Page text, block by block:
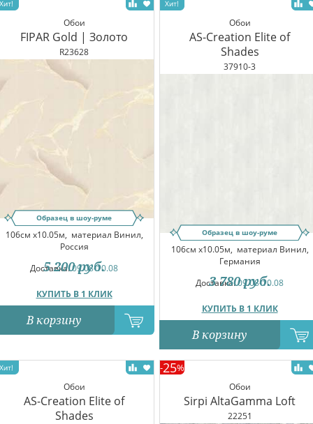
Обои
FIPAR Gold | Золото
R23628
Образец в шоу-руме
106см x10.05м, материал Винил,
Россия
Доставка:09.08-10.08
КУПИТЬ В 1 КЛИК
5 200 руб.
В корзину
Обои
AS-Creation Elite of
Shades
37910-3
Образец в шоу-руме
106см x10.05м, материал Винил,
Германия
Доставка:09.08-10.08
КУПИТЬ В 1 КЛИК
3 780 руб.
В корзину
Обои
AS-Creation Elite of
Shades
Обои
Sirpi AltaGamma Loft
22251
-25%